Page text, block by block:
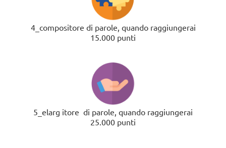
4_compositore di parole, quando raggiungerai
15.000 punti
5_elarg itore di parole, quando raggiungerai
25.000 punti